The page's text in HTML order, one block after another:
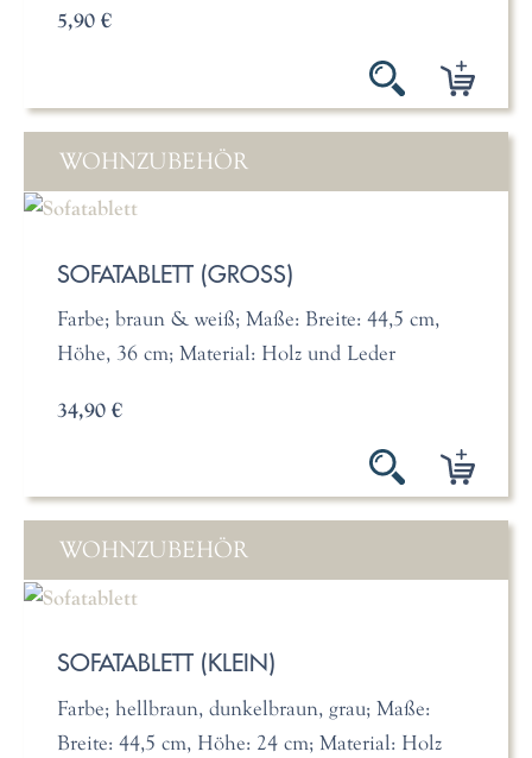
5,90 €
WOHNZUBEHÖR
SOFATABLETT (GROSS)
Farbe; braun & weiß; Maße: Breite: 44,5 cm,
Höhe, 36 cm; Material: Holz und Leder
34,90 €
WOHNZUBEHÖR
SOFATABLETT (KLEIN)
Farbe; hellbraun, dunkelbraun, grau; Maße:
Breite: 44,5 cm, Höhe: 24 cm; Material: Holz